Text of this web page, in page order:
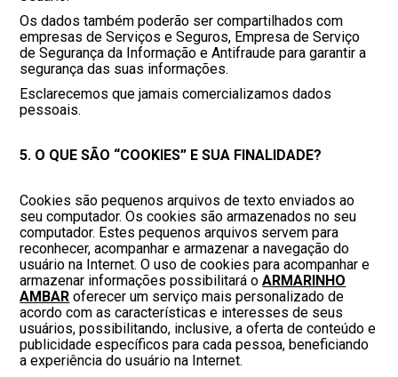
Os dados também poderão ser compartilhados com
empresas de Serviços e Seguros, Empresa de Serviço
de Segurança da Informação e Antifraude para garantir a
segurança das suas informações.
Esclarecemos que jamais comercializamos dados
pessoais.
5. O QUE SÃO “COOKIES” E SUA FINALIDADE?
Cookies são pequenos arquivos de texto enviados ao
seu computador. Os cookies são armazenados no seu
computador. Estes pequenos arquivos servem para
reconhecer, acompanhar e armazenar a navegação do
usuário na Internet. O uso de cookies para acompanhar e
armazenar informações possibilitará oARMARINHO
AMBAR oferecer um serviço mais personalizado de
acordo com as características e interesses de seus
usuários, possibilitando, inclusive, a oferta de conteúdo e
publicidade específicos para cada pessoa, beneficiando
a experiência do usuário na Internet.